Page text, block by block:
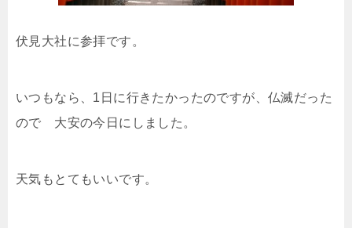
伏見大社に参拝です。
いつもなら、1日に行きたかったのですが、仏滅だった
ので 大安の今日にしました。
天気もとてもいいです。